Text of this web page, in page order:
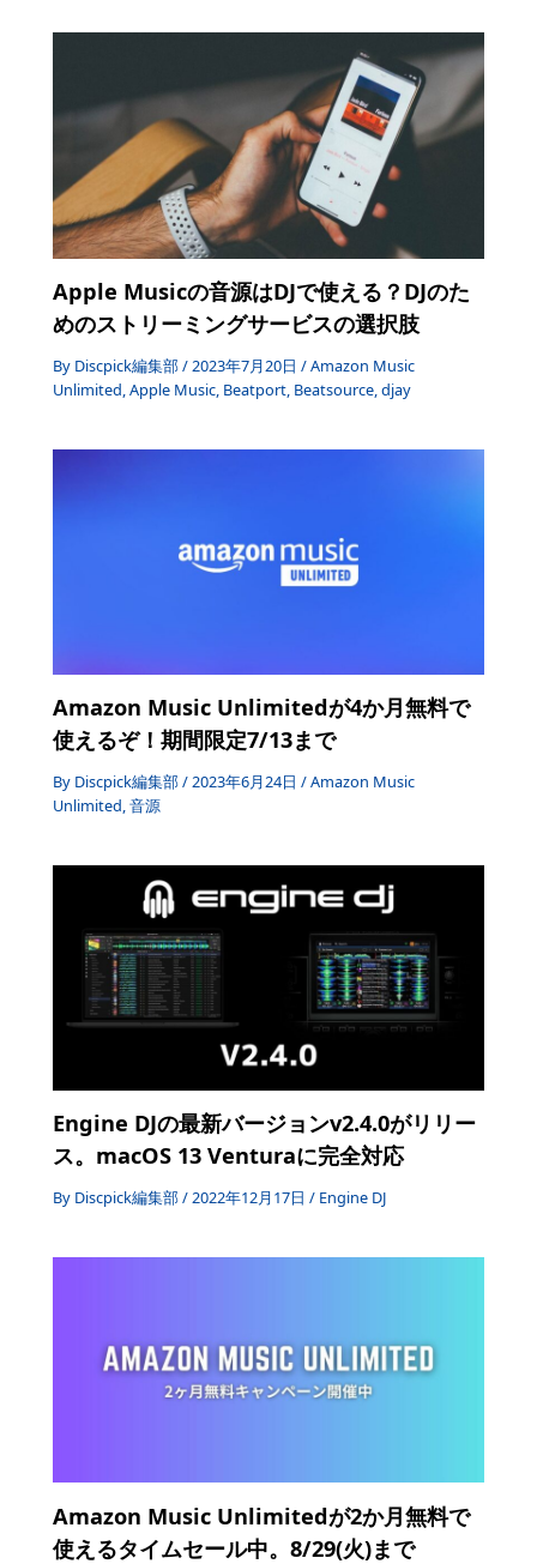
k
Apple Musicの音源はDJで使える？DJのた
めのストリーミングサービスの選択肢
By Discpick編集部/2023年7月20日/Amazon Music
Unlimited,Apple Music, Beatport, Beatsource,djay
Amazon Music Unlimitedが4か月無料で
使えるぞ！期間限定7/13まで
By Discpick編集部/2023年6月24日/Amazon Music
Unlimited,音源
Engine DJの最新バージョンv2.4.0がリリー
ス。macOS 13 Venturaに完全対応
By Discpick編集部/2022年12月17日/ Engine DJ
Amazon Music Unlimitedが2か月無料で
使えるタイムセール中。8/29(火)まで